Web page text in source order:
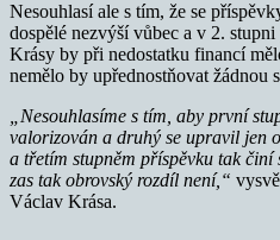
Nesouhlasí ale s tím, že se
dospělé nezvýší vůbec a v 2.
Krásy by při nedostatku financí
nemělo by upřednostňovat žádnou
„Nesouhlasíme s tím, aby první
valorizován a druhý se upravil jen
a třetím stupněm příspěvku tak
zas tak obrovský rozdíl není,“
Václav Krása.